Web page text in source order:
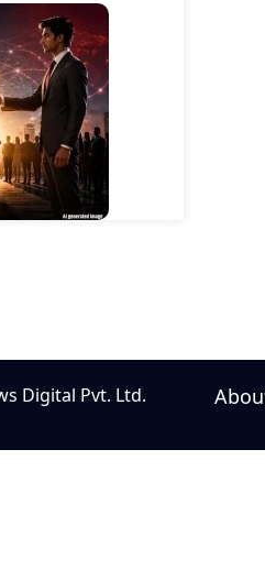
Digital Pvt. Ltd.